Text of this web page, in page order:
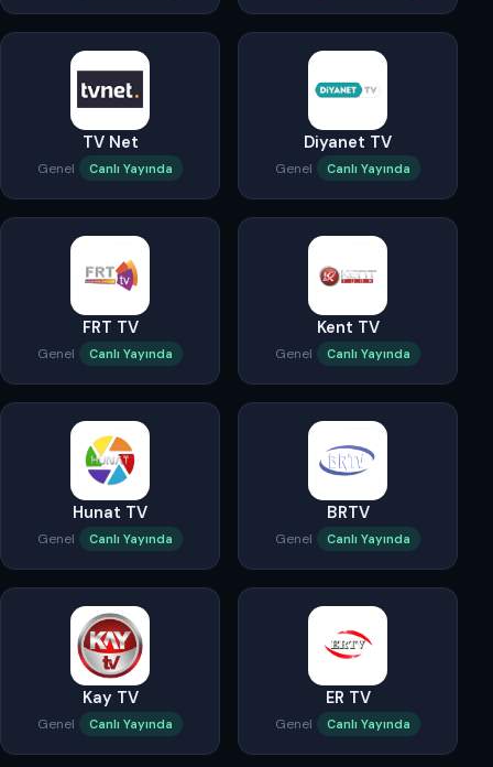
TV Net
Genel Canlı Yayında
Diyanet TV
Genel Canlı Yayında
FRT TV
Genel Canlı Yayında
Kent TV
Genel Canlı Yayında
Hunat TV
Genel Canlı Yayında
BRTV
Genel Canlı Yayında
Kay TV
Genel Canlı Yayında
ER TV
Genel Canlı Yayında